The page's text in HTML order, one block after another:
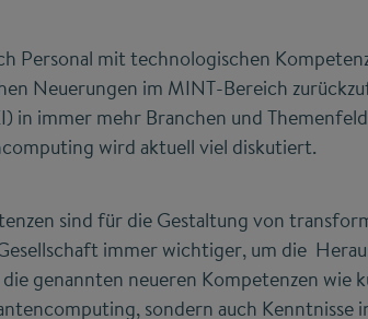
Personal mit technologischen
Neuerungen im MINT-Bereich
in immer mehr Branchen und
wird aktuell viel diskutiert.
sind für die Gestaltung von
immer wichtiger, um die
genannten neueren Kompetenzen wie
sondern auch